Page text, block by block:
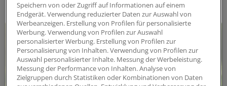
DAS KÖNNTE SIE AUCH INTERESSIEREN
Speichern von oder Zugriff auf Informationen auf einem
Endgerät. Verwendung reduzierter Daten zur Auswahl von
Werbeanzeigen. Erstellung von Profilen für personalisierte
Werbung. Verwendung von Profilen zur Auswahl
personalisierter Werbung. Erstellung von Profilen zur
Personalisierung von Inhalten. Verwendung von Profilen zur
Auswahl personalisierter Inhalte. Messung der Werbeleistung.
Messung der Performance von Inhalten. Analyse von
Zielgruppen durch Statistiken oder Kombinationen von Daten